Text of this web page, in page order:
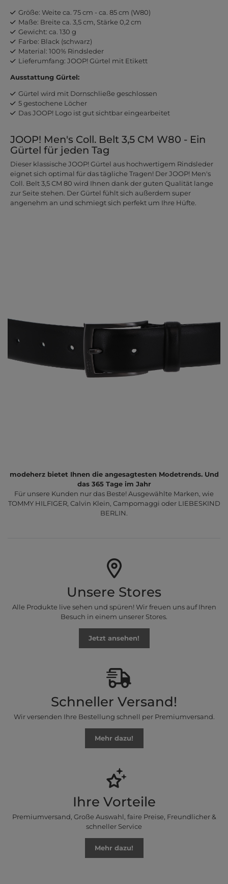
Größe: Weite ca. 75 cm - ca. 85 cm (W80)
Maße: Breite ca. 3,5 cm, Stärke 0,2 cm
Gewicht: ca. 130 g
Farbe: Black (schwarz)
Material: 100% Rindsleder
Lieferumfang: JOOP! Gürtel mit Etikett
Ausstattung Gürtel:
Gürtel wird mit Dornschließe geschlossen
5 gestochene Löcher
Das JOOP! Logo ist gut sichtbar eingearbeitet
JOOP! Men's Coll. Belt 3,5 CM W80 - Ein
Gürtel für jeden Tag
Dieser klassische JOOP! Gürtel aus hochwertigem Rindsleder
eignet sich optimal für das tägliche Tragen! Der JOOP! Men's
Coll. Belt 3,5 CM 80 wird Ihnen dank der guten Qualität lange
zur Seite stehen. Der Gürtel fühlt sich außerdem super
angenehm an und schmiegt sich perfekt um Ihre Hüfte.
modeherz bietet Ihnen die angesagtesten Modetrends. Und
das 365 Tage im Jahr
Für unsere Kunden nur das Beste! Ausgewählte Marken, wie
TOMMY HILFIGER, Calvin Klein, Campomaggi oder LIEBESKIND
BERLIN.
Unsere Stores
Alle Produkte live sehen und spüren! Wir freuen uns auf Ihren
Besuch in einem unserer Stores.
Jetzt ansehen!
Schneller Versand!
Wir versenden Ihre Bestellung schnell per Premiumversand.
Mehr dazu!
Ihre Vorteile
Premiumversand, Große Auswahl, faire Preise, Freundlicher &
schneller Service
Mehr dazu!